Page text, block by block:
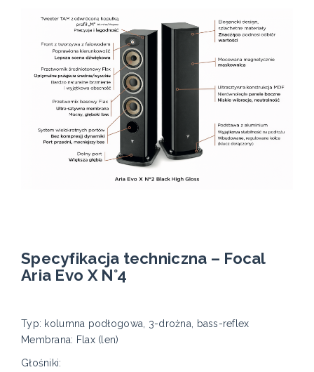
Specyfikacja techniczna – Focal
Aria Evo X N°4
Typ: kolumna podłogowa, 3-drożna, bass-reflex
Membrana: Flax (len)
Głośniki: